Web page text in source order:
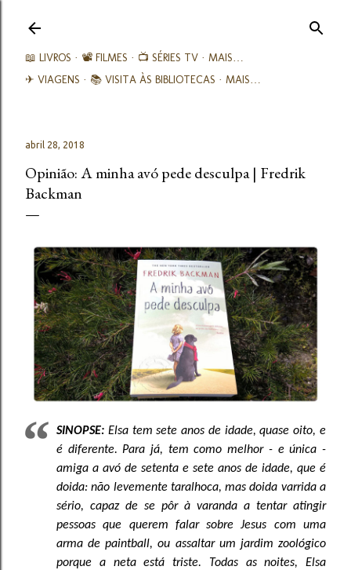
📖 LIVROS 📽️ FILMES 📺 SÉRIES TV
MAIS…
✈ VIAGENS
📚︎ VISITA ÀS BIBLIOTECAS MAIS…
abril 28, 2018
Opinião: A minha avó pede desculpa | Fredrik
Backman
SINOPSE: Elsa tem sete anos de idade, quase oito, e
é diferente. Para já, tem como melhor - e única -
amiga a avó de setenta e sete anos de idade, que é
doida: não levemente taralhoca, mas doida varrida a
sério, capaz de se pôr à varanda a tentar atingir
pessoas que querem falar sobre Jesus com uma
arma de paintball, ou assaltar um jardim zoológico
porque a neta está triste. Todas as noites, Elsa